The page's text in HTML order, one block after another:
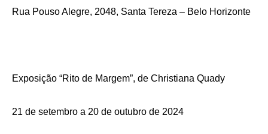
Rua Pouso Alegre, 2048, Santa Tereza – Belo Horizonte
Exposição “Rito de Margem”, de Christiana Quady
21 de setembro a 20 de outubro de 2024